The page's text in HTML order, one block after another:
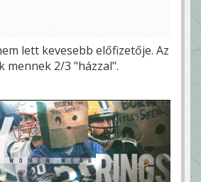
lett kevesebb előfizetője. Az
mennek 2/3 "házzal".